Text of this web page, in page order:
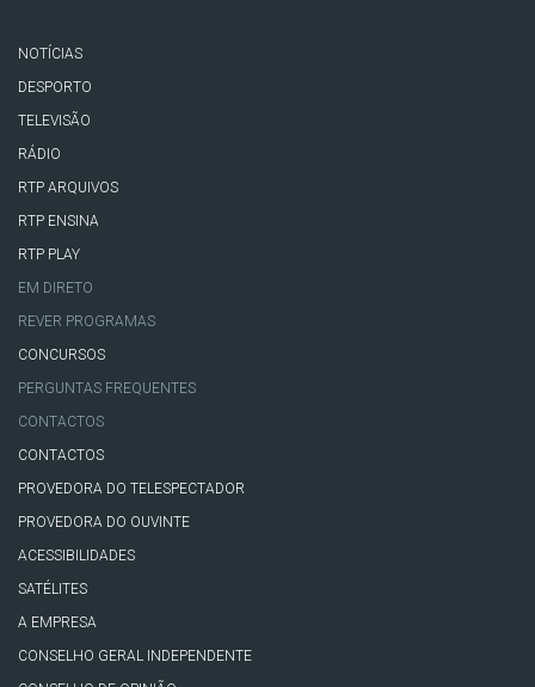
NOTÍCIAS
DESPORTO
TELEVISÃO
RÁDIO
RTP ARQUIVOS
RTP ENSINA
RTP PLAY
EM DIRETO
REVER PROGRAMAS
CONCURSOS
PERGUNTAS FREQUENTES
CONTACTOS
CONTACTOS
PROVEDORA DO TELESPECTADOR
PROVEDORA DO OUVINTE
ACESSIBILIDADES
SATÉLITES
A EMPRESA
CONSELHO GERAL INDEPENDENTE